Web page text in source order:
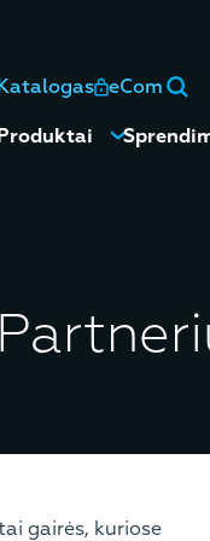
eCom
gairės, kuriose